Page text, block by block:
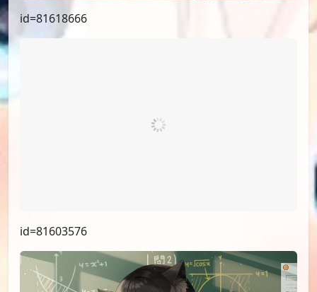
id=81618666